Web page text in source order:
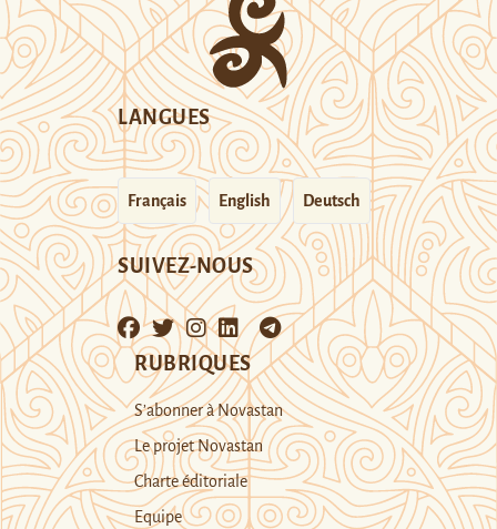
LANGUES
Français English Deutsch
SUIVEZ-NOUS
RUBRIQUES
S’abonner à Novastan
Le projet Novastan
Charte éditoriale
Equipe